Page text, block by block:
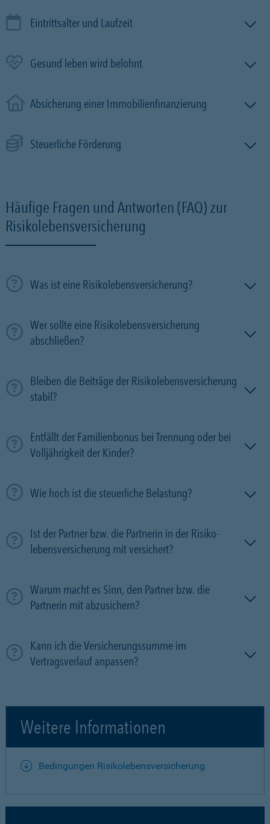
Eintrittsalter und Laufzeit
Gesund leben wird belohnt
Absicherung einer Immobilien­finanzierung
Steuerliche Förderung
Häufige Fragen und Antworten (FAQ) zur
Risikolebensversicherung
Was ist eine Risikolebensversicherung?
Wer sollte eine Risikolebensversicherung
abschließen?
Bleiben die Beiträge der Risikolebensversicherung
stabil?
Entfällt der Familienbonus bei Trennung oder bei
Volljährigkeit der Kinder?
Wie hoch ist die steuerliche Belastung?
Ist der Partner bzw. die Partnerin in der Risiko­
lebens­versicherung mit versichert?
Warum macht es Sinn, den Partner bzw. die
Partnerin mit ab­zu­sichern?
Kann ich die Versicherungssumme im
Vertragsverlauf anpassen?
Weitere Informationen
Bedingungen Risikolebensversicherung